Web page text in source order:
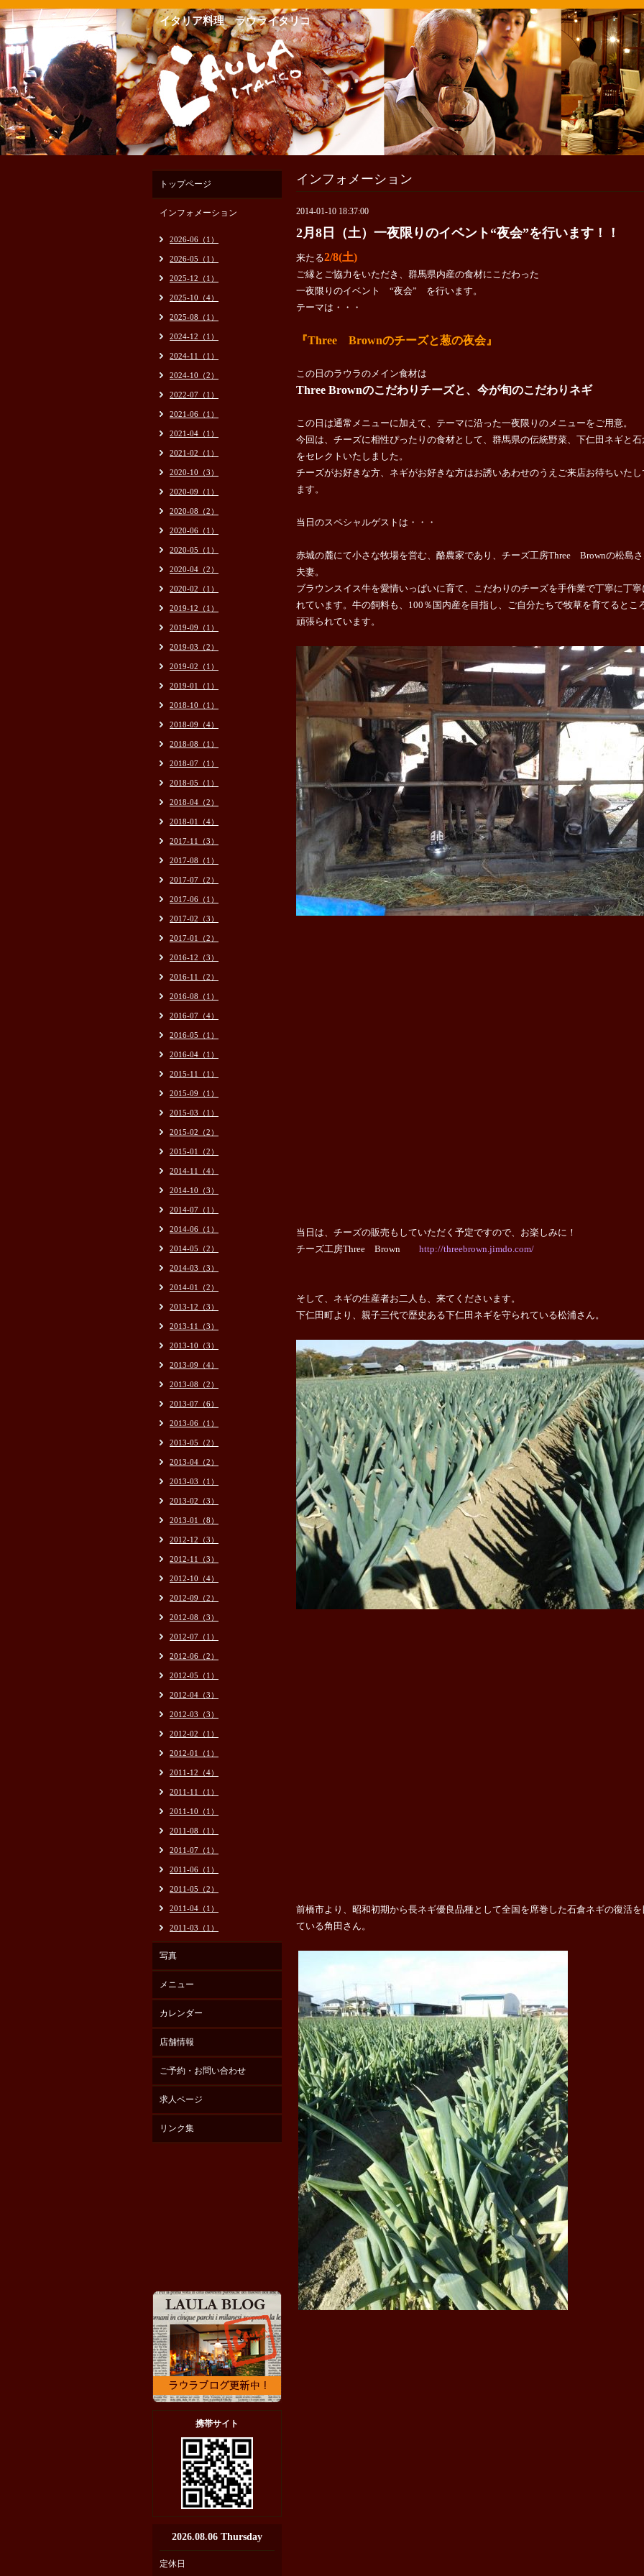
イタリア料理 ラウライタリコ
インフォメーション
2014-01-10 18:37:00
2月8日（土）一夜限りのイベント“夜会”を行います！！
来たる2/8(土)
ご縁とご協力をいただき、群馬県内産の食材にこだわった
一夜限りのイベント “夜会” を行います。
テーマは・・・
『Three Brownのチーズと葱の夜会』
この日のラウラのメイン食材は
Three Brownのこだわりチーズと、今が旬のこだわりネギ
この日は通常メニューに加えて、テーマに沿った一夜限りのメニューをご用意。
今回は、チーズに相性ぴったりの食材として、群馬県の伝統野菜、下仁田ネギと石
をセレクトいたしました。
チーズがお好きな方、ネギがお好きな方はお誘いあわせのうえご来店お待ちいたし
ます。
当日のスペシャルゲストは・・・
赤城の麓にて小さな牧場を営む、酪農家であり、チーズ工房Three Brownの松島
夫妻。
ブラウンスイス牛を愛情いっぱいに育て、こだわりのチーズを手作業で丁寧に丁
れています。 牛の飼料も、100％国内産を目指し、ご自分たちで牧草を育てるとこ
頑張られています。
当 日は、チーズの販売もしていただく予定ですので、お楽しみに！
チーズ工房Three Brown http://threebrown.jimdo.com/
そして、ネギの生産者お二人も、来てくださいます。
下仁田町より、親子三代で歴史ある下仁田ネギを守られている松浦さん。
前橋市より、昭和初期から長ネギ優良品種として全国を席巻した石倉ネギの復活を
ている角田さん。
トップページ
インフォメーション
2026-06（1）
2026-05（1）
2025-12（1）
2025-10（4）
2025-08（1）
2024-12（1）
2024-11（1）
2024-10（2）
2022-07（1）
2021-06（1）
2021-04（1）
2021-02（1）
2020-10（3）
2020-09（1）
2020-08（2）
2020-06（1）
2020-05（1）
2020-04（2）
2020-02（1）
2019-12（1）
2019-09（1）
2019-03（2）
2019-02（1）
2019-01（1）
2018-10（1）
2018-09（4）
2018-08（1）
2018-07（1）
2018-05（1）
2018-04（2）
2018-01（4）
2017-11（3）
2017-08（1）
2017-07（2）
2017-06（1）
2017-02（3）
2017-01（2）
2016-12（3）
2016-11（2）
2016-08（1）
2016-07（4）
2016-05（1）
2016-04（1）
2015-11（1）
2015-09（1）
2015-03（1）
2015-02（2）
2015-01（2）
2014-11（4）
2014-10（3）
2014-07（1）
2014-06（1）
2014-05（2）
2014-03（3）
2014-01（2）
2013-12（3）
2013-11（3）
2013-10（3）
2013-09（4）
2013-08（2）
2013-07（6）
2013-06（1）
2013-05（2）
2013-04（2）
2013-03（1）
2013-02（3）
2013-01（8）
2012-12（3）
2012-11（3）
2012-10（4）
2012-09（2）
2012-08（3）
2012-07（1）
2012-06（2）
2012-05（1）
2012-04（3）
2012-03（3）
2012-02（1）
2012-01（1）
2011-12（4）
2011-11（1）
2011-10（1）
2011-08（1）
2011-07（1）
2011-06（1）
2011-05（2）
2011-04（1）
2011-03（1）
写真
メニュー
カレンダー
店舗情報
ご予約・お問い合わせ
求人ページ
リンク集
携帯サイト
2026.08.06 Thursday
定休日